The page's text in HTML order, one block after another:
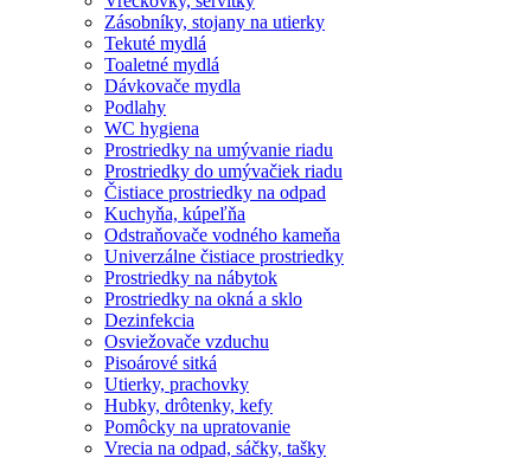
Zásobníky, stojany na utierky
Tekuté mydlá
Toaletné mydlá
Dávkovače mydla
Podlahy
WC hygiena
Prostriedky na umývanie riadu
Prostriedky do umývačiek riadu
Čistiace prostriedky na odpad
Kuchyňa, kúpeľňa
Odstraňovače vodného kameňa
Univerzálne čistiace prostriedky
Prostriedky na nábytok
Prostriedky na okná a sklo
Dezinfekcia
Osviežovače vzduchu
Pisoárové sitká
Utierky, prachovky
Hubky, drôtenky, kefy
Pomôcky na upratovanie
Vrecia na odpad, sáčky, tašky